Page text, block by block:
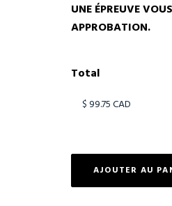
UNE ÉPREUVE
APPROBATION.
Total
AJOUTER AU